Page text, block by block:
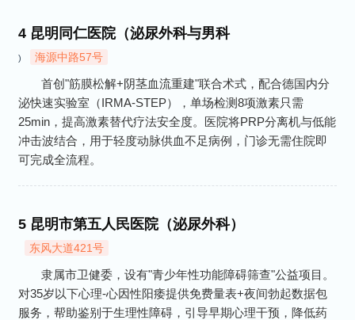
4 昆明同仁医院（泌尿外科与男科
) 海源中路57号
首创"筋膜松解+阴茎血流重建"联合术式，配合德国内分
泌快速实验室（IRMA-STEP），单场检测8项激素只需
25min，提高激素替代疗法安全度。医院将PRP分离机与低能
冲击波结合，用于轻度动脉供血不足病例，门诊无需住院即
可完成全流程。
5 昆明市第五人民医院（泌尿外科）
东风大道421号
隶属市卫健委，设有"青少年性功能障碍筛查"公益项目。
对35岁以下心理-心因性阳痿提供免费量表+夜间勃起数据包
服务，帮助鉴别于生理性障碍，引导早期心理干预，降低药